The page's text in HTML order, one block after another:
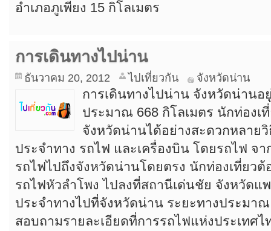
อำเภอภูเพียง 15 กิโลเมตร
การเดินทางไปน่าน
ธันวาคม 20, 2012 ไปเที่ยวกัน จังหวัดน่าน
การเดินทางไปน่าน จังหวัดน่านอ
ประมาณ 668 กิโลเมตร นักท่องเ
จังหวัดน่านได้อย่างสะดวกหลาย
ประจำทาง รถไฟ และเครื่องบิน โดยรถไฟ จา
รถไฟไปถึงจังหวัดน่านโดยตรง นักท่องเที่ยวต้
รถไฟหัวลำโพง ไปลงที่สถานีเด่นชัย จังหวัดแ
ประจำทางไปที่จังหวัดน่าน ระยะทางประมา
สอบถามรายละเอียดที่การรถไฟแห่งประเทศไ